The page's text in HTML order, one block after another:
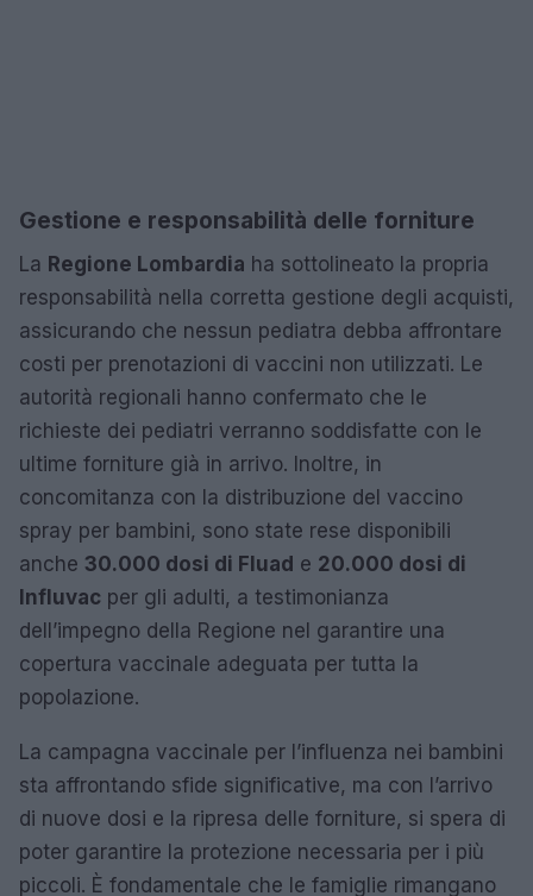
Gestione e responsabilità delle forniture
La Regione Lombardia ha sottolineato la propria
responsabilità nella corretta gestione degli acquisti,
assicurando che nessun pediatra debba affrontare
costi per prenotazioni di vaccini non utilizzati. Le
autorità regionali hanno confermato che le
richieste dei pediatri verranno soddisfatte con le
ultime forniture già in arrivo. Inoltre, in
concomitanza con la distribuzione del vaccino
spray per bambini, sono state rese disponibili
anche 30.000 dosi di Fluad e 20.000 dosi di
Influvac per gli adulti, a testimonianza
dell’impegno della Regione nel garantire una
copertura vaccinale adeguata per tutta la
popolazione.
La campagna vaccinale per l’influenza nei bambini
sta affrontando sfide significative, ma con l’arrivo
di nuove dosi e la ripresa delle forniture, si spera di
poter garantire la protezione necessaria per i più
piccoli. È fondamentale che le famiglie rimangano